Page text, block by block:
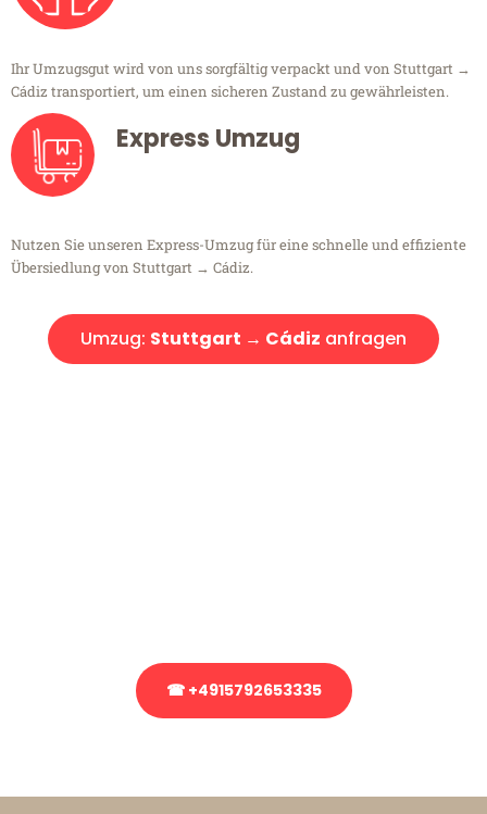
Ihr Umzugsgut wird von uns sorgfältig verpackt und von Stuttgart →
Cádiz transportiert, um einen sicheren Zustand zu gewährleisten.
Express Umzug
Nutzen Sie unseren Express-Umzug für eine schnelle und effiziente
Übersiedlung von Stuttgart → Cádiz.
Umzug: Stuttgart → Cádiz anfragen
☎ +4915792653335